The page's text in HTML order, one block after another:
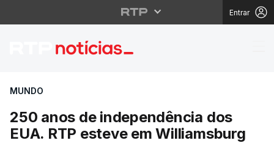
Entrar
250 anos de
MUNDO
250 anos de independência dos
EUA. RTP esteve em Williamsburg